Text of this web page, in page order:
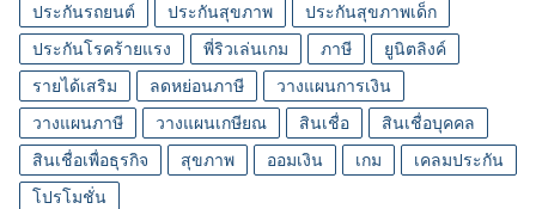
ประกันรถยนต์
ประกันสุขภาพ
ประกันสุขภาพเด็ก
ประกันโรคร้ายแรง
พี่ริวเล่นเกม ภาษี
ยูนิตลิงค์
รายได้เสริม
ลดหย่อนภาษี
วางแผนการเงิน
วางแผนภาษี
วางแผนเกษียณ สินเชื่อ
สินเชื่อบุคคล
สินเชื่อเพื่อธุรกิจ
สุขภาพ ออมเงิน เกม
เคลมประกัน
โปรโมชั่น